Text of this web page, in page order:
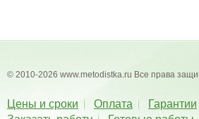
© 2010-2026 www.metodistka.ru Все права
Цены и сроки Оплата Гарантии